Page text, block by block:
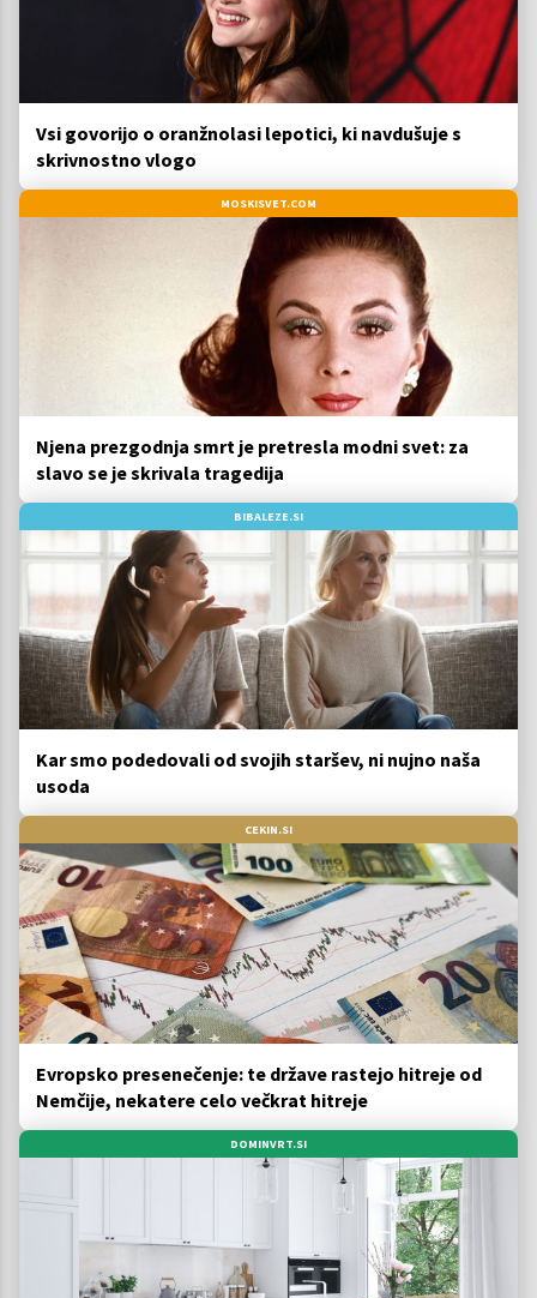
Vsi govorijo o oranžnolasi lepotici, ki navdušuje s
skrivnostno vlogo
MOSKISVET.COM
Njena prezgodnja smrt je pretresla modni svet: za
slavo se je skrivala tragedija
BIBALEZE.SI
Kar smo podedovali od svojih staršev, ni nujno naša
usoda
CEKIN.SI
Evropsko presenečenje: te države rastejo hitreje od
Nemčije, nekatere celo večkrat hitreje
DOMINVRT.SI